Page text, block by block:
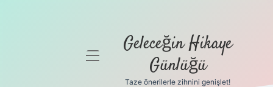
menüyü Geleceğin Hikaye
Günlüğü
Taze önerilerle zihnini genişlet!